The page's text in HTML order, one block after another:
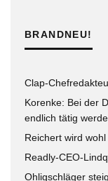
BRANDNEU!
Clap-
Korenke: Bei der
endlich tätig
Reichert wird
Readly-CEO-
Ohligschläger